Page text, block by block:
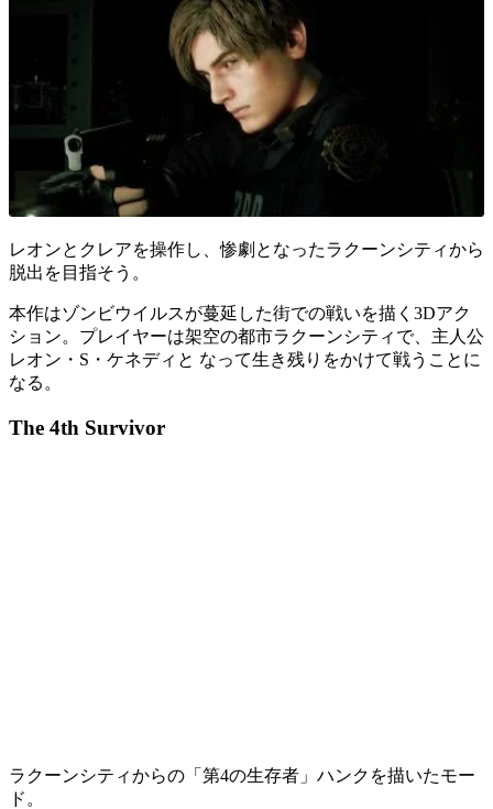
レオンとクレアを操作し、惨劇となったラクーンシティから
脱出を目指そう。
本作はゾンビウイルスが蔓延した街での戦いを描く 3Dアク
ション。プレイヤーは架空の都市ラクーンシティ で、主人公
レオン・S・ケネディ と なって生き残りをかけて戦うことに
なる。
The 4th Survivor
ラクーンシティからの「第4の生存者」ハンクを描いたモー
ド。